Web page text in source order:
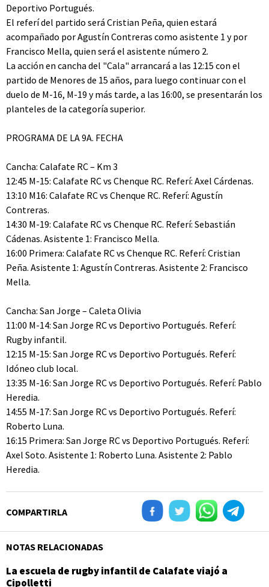
Deportivo Portugués.
El referí del partido será Cristian Peña, quien estará
acompañado por Agustín Contreras como asistente 1 y por
Francisco Mella, quien será el asistente número 2.
La acción en cancha del "Cala" arrancará a las 12:15 con el
partido de Menores de 15 años, para luego continuar con el
duelo de M-16, M-19 y más tarde, a las 16:00, se presentarán los
planteles de la categoría superior.
PROGRAMA DE LA 9A. FECHA
Cancha: Calafate RC – Km 3
12:45 M-15: Calafate RC vs Chenque RC. Referí: Axel Cárdenas.
13:10 M16: Calafate RC vs Chenque RC. Referí: Agustín
Contreras.
14:30 M-19: Calafate RC vs Chenque RC. Referí: Sebastián
Cádenas. Asistente 1: Francisco Mella.
16:00 Primera: Calafate RC vs Chenque RC. Referí: Cristian
Peña. Asistente 1: Agustín Contreras. Asistente 2: Francisco
Mella.
Cancha: San Jorge – Caleta Olivia
11:00 M-14: San Jorge RC vs Deportivo Portugués. Referí:
Rugby infantil.
12:15 M-15: San Jorge RC vs Deportivo Portugués. Referí:
Idóneo club local.
13:35 M-16: San Jorge RC vs Deportivo Portugués. Referí: Pablo
Heredia.
14:55 M-17: San Jorge RC vs Deportivo Portugués. Referí:
Roberto Luna.
16:15 Primera: San Jorge RC vs Deportivo Portugués. Referí:
Axel Soto. Asistente 1: Roberto Luna. Asistente 2: Pablo
Heredia.
COMPARTIRLA
NOTAS RELACIONADAS
La escuela de rugby infantil de Calafate viajó a
Cipolletti